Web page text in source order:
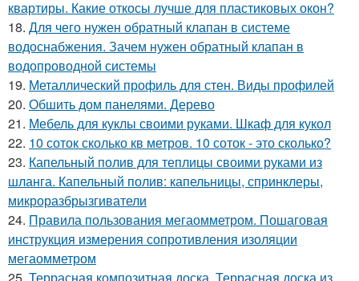
квартиры. Какие откосы лучше для пластиковых окон?
18. Для чего нужен обратный клапан в системе
водоснабжения. Зачем нужен обратный клапан в
водопроводной системы
19. Металлический профиль для стен. Виды профилей
20. Обшить дом панелями. Дерево
21. Мебель для куклы своими руками. Шкаф для кукол
22. 10 соток сколько кв метров. 10 соток - это сколько?
23. Капельный полив для теплицы своими руками из
шланга. Капельный полив: капельницы, спринклеры,
микроразбрызгиватели
24. Правила пользования мегаомметром. Пошаговая
инструкция измерения сопротивления изоляции
мегаомметром